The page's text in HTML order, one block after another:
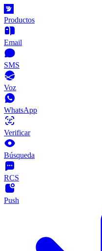
Productos
Email
SMS
Voz
WhatsApp
Verificar
Búsqueda
RCS
Push